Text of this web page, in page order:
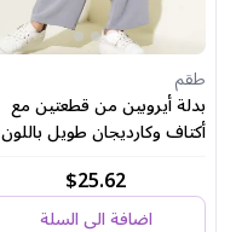
طقم
بدلة أيروبين من قطعتين مع
أكتاف وكارديجان طويل باللون
$25.62
اضافة الى السلة